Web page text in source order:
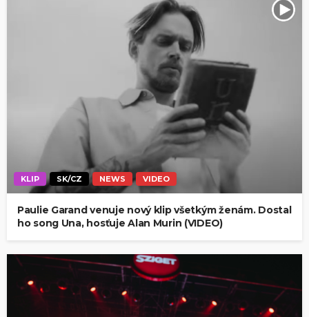
KLIP SK/CZ NEWS VIDEO
Paulie Garand venuje nový klip všetkým ženám. Dostal
ho song Una, hosťuje Alan Murin (VIDEO)